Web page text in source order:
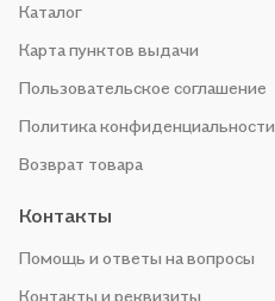
Каталог
Карта пунктов выдачи
Пользовательское соглашение
Политика конфиденциальности
Возврат товара
Контакты
Помощь и ответы на вопросы
Контакты и реквизиты